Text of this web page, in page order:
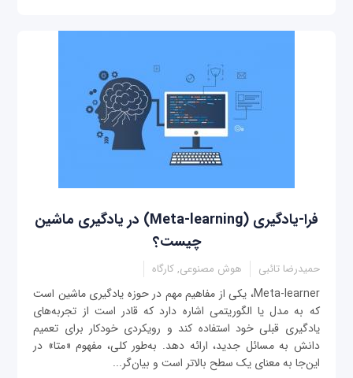
فرا-یادگیری (Meta-learning) در یادگیری ماشین
چیست؟
حمیدرضا تائبی هوش مصنوعی, کارگاه
Meta-learner، یکی از مفاهیم مهم در حوزه یادگیری ماشین است
که به مدل یا الگوریتمی اشاره دارد که قادر است از تجربه‌های
یادگیری قبلی خود استفاده کند و رویکردی خودکار برای تعمیم
دانش به مسائل جدید، ارائه دهد. به‌طور کلی، مفهوم «متا» در
این‌جا به معنای یک سطح بالاتر است و بیان‌گر...